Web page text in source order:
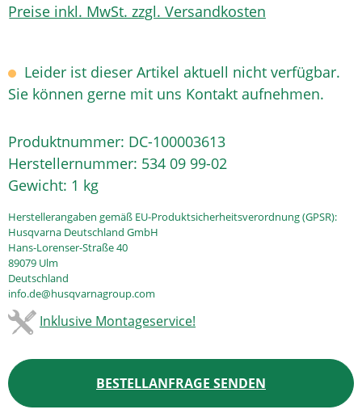
Preise inkl. MwSt. zzgl. Versandkosten
Leider ist dieser Artikel aktuell nicht verfügbar.
Sie können gerne mit uns Kontakt aufnehmen.
Produktnummer: DC-100003613
Herstellernummer: 534 09 99-02
Gewicht: 1 kg
Herstellerangaben gemäß EU-Produktsicherheitsverordnung (GPSR):
Husqvarna Deutschland GmbH
Hans-Lorenser-Straße 40
89079 Ulm
Deutschland
info.de@husqvarnagroup.com
Inklusive Montageservice!
BESTELLANFRAGE SENDEN